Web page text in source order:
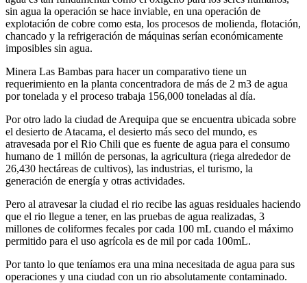
sin agua la operación se hace inviable, en una operación de
explotación de cobre como esta, los procesos de molienda, flotación,
chancado y la refrigeración de máquinas serían económicamente
imposibles sin agua.
Minera Las Bambas para hacer un comparativo tiene un
requerimiento en la planta concentradora de más de 2 m3 de agua
por tonelada y el proceso trabaja 156,000 toneladas al día.
Por otro lado la ciudad de Arequipa que se encuentra ubicada sobre
el desierto de Atacama, el desierto más seco del mundo, es
atravesada por el Rio Chili que es fuente de agua para el consumo
humano de 1 millón de personas, la agricultura (riega alrededor de
26,430 hectáreas de cultivos), las industrias, el turismo, la
generación de energía y otras actividades.
Pero al atravesar la ciudad el rio recibe las aguas residuales haciendo
que el rio llegue a tener, en las pruebas de agua realizadas, 3
millones de coliformes fecales por cada 100 mL cuando el máximo
permitido para el uso agrícola es de mil por cada 100mL.
Por tanto lo que teníamos era una mina necesitada de agua para sus
operaciones y una ciudad con un rio absolutamente contaminado.